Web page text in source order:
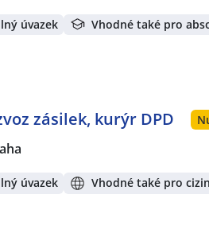
úvazek Vhodné také pro
zásilek, kurýr DPD
úvazek Vhodné také pro